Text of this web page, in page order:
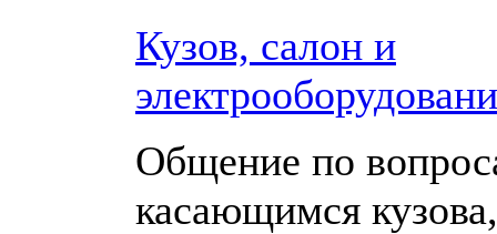
Кузов, салон и
Общение по
касающимся кузова,